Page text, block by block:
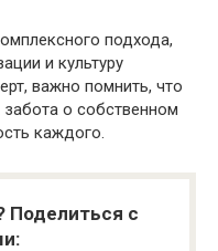
подхода,
и культуру
важно помнить, что
о собственном
каждого.
Поделиться с